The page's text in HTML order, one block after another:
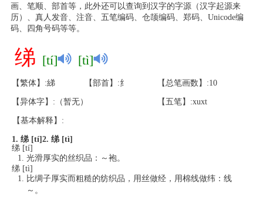
画、笔顺、部首等，此外还可以查询到汉字的字源（汉字起源来
历）、真人发音、注音、五笔编码、仓颉编码、郑码、Unicode编
码、四角号码等等。
绨 [tí] [tì]
【繁体】:綈 【部首】:纟 【总笔画数】:10
【异体字】:（暂无） 【五笔】:xuxt
【基本解释】:
1. 绨 [tí] 2. 绨 [tì]
绨 [tí]
光滑厚实的丝织品：～袍。
绨 [tì]
比绸子厚实而粗糙的纺织品，用丝做经，用棉线做纬：线
～。